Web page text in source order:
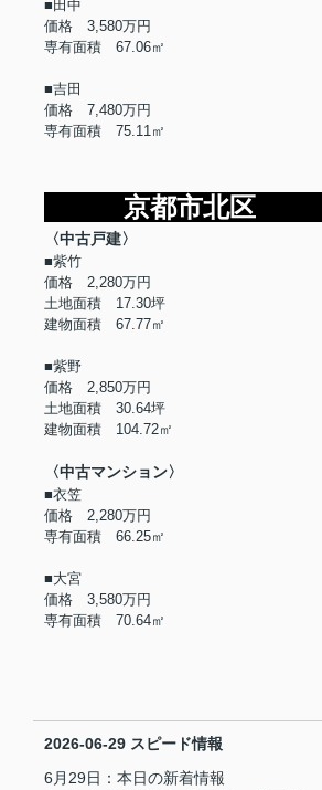
■田中
価格 3,580万円
専有面積 67.06㎡
■吉田
価格 7,480万円
専有面積 75.11㎡
京都市北区
〈中古戸建〉
■紫竹
価格 2,280万円
土地面積 17.30坪
建物面積 67.77㎡
■紫野
価格 2,850万円
土地面積 30.64坪
建物面積 104.72㎡
〈中古マンション〉
■衣笠
価格 2,280万円
専有面積 66.25㎡
■大宮
価格 3,580万円
専有面積 70.64㎡
2026-06-29 スピード情報
6月29日：本日の新着情報